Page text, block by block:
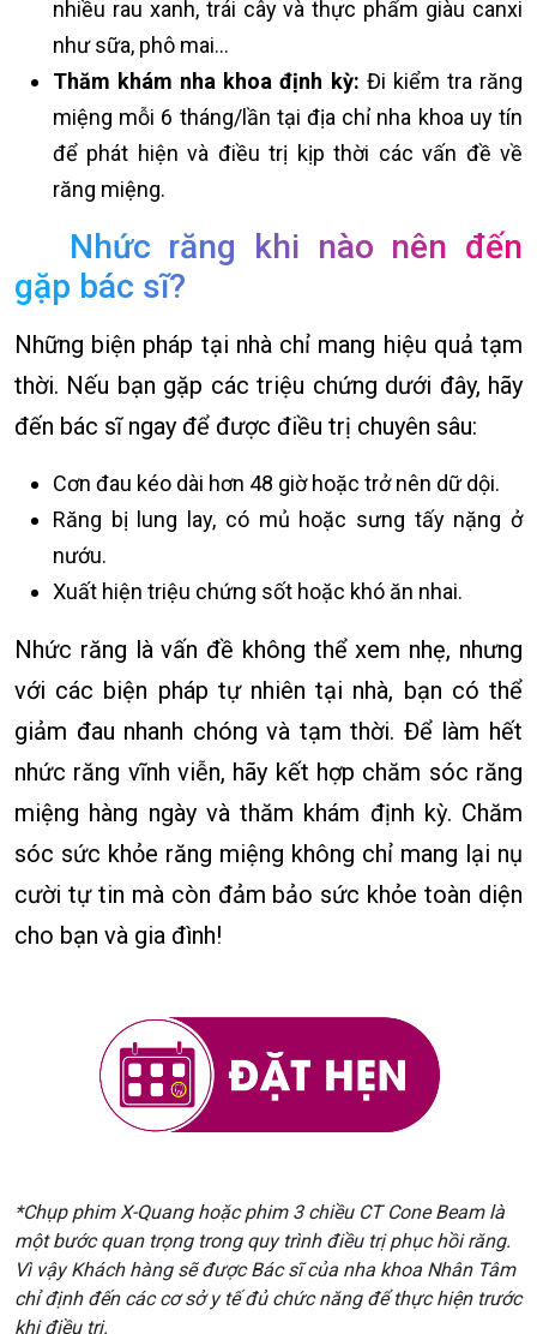
nhiều rau xanh, trái cây và thực phẩm giàu canxi
như sữa, phô mai…
Thăm khám nha khoa định kỳ: Đi kiểm tra răng
miệng mỗi 6 tháng/lần tại địa chỉ nha khoa uy tín
để phát hiện và điều trị kịp thời các vấn đề về
răng miệng.
Nhức răng khi nào nên đến
gặp bác sĩ?
Những biện pháp tại nhà chỉ mang hiệu quả tạm
thời. Nếu bạn gặp các triệu chứng dưới đây, hãy
đến bác sĩ ngay để được điều trị chuyên sâu:
Cơn đau kéo dài hơn 48 giờ hoặc trở nên dữ dội.
Răng bị lung lay, có mủ hoặc sưng tấy nặng ở
nướu.
Xuất hiện triệu chứng sốt hoặc khó ăn nhai.
Nhức răng là vấn đề không thể xem nhẹ, nhưng
với các biện pháp tự nhiên tại nhà, bạn có thể
giảm đau nhanh chóng và tạm thời. Để làm hết
nhức răng vĩnh viễn, hãy kết hợp chăm sóc răng
miệng hàng ngày và thăm khám định kỳ. Chăm
sóc sức khỏe răng miệng không chỉ mang lại nụ
cười tự tin mà còn đảm bảo sức khỏe toàn diện
cho bạn và gia đình!
*Chụp phim X-Quang hoặc phim 3 chiều CT Cone Beam là
một bước quan trọng trong quy trình điều trị phục hồi răng.
Vì vậy Khách hàng sẽ được Bác sĩ của nha khoa Nhân Tâm
chỉ định đến các cơ sở y tế đủ chức năng để thực hiện trước
khi điều trị.